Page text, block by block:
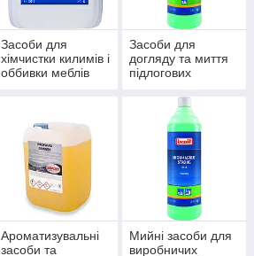
Засоби для
хімчистки килимів і
оббивки меблів
Засоби для
догляду та миття
підлогових
Ароматизувальні
засоби та
Мийні засоби для
виробничих